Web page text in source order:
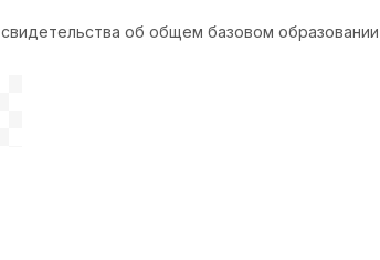
об общем базовом образовании